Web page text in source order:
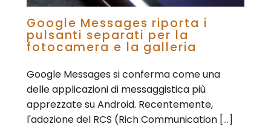
Google Messages riporta i
pulsanti separati per la
fotocamera e la galleria
Google Messages si conferma come una
delle applicazioni di messaggistica più
apprezzate su Android. Recentemente,
l'adozione del RCS (Rich Communication […]